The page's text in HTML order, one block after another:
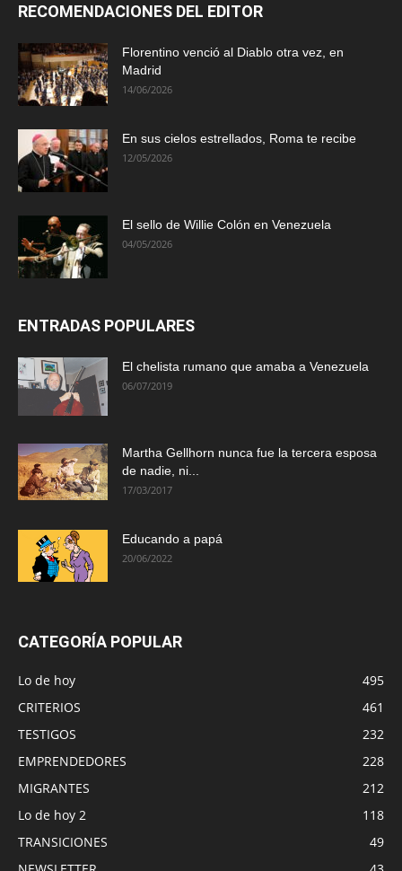
RECOMENDACIONES DEL EDITOR
Florentino venció al Diablo otra vez, en
Madrid
14/06/2026
En sus cielos estrellados, Roma te recibe
12/05/2026
El sello de Willie Colón en Venezuela
04/05/2026
ENTRADAS POPULARES
El chelista rumano que amaba a Venezuela
06/07/2019
Martha Gellhorn nunca fue la tercera esposa
de nadie, ni...
17/03/2017
Educando a papá
20/06/2022
CATEGORÍA POPULAR
Lo de hoy
495
CRITERIOS
461
TESTIGOS
232
EMPRENDEDORES
228
MIGRANTES
212
Lo de hoy 2
118
TRANSICIONES
49